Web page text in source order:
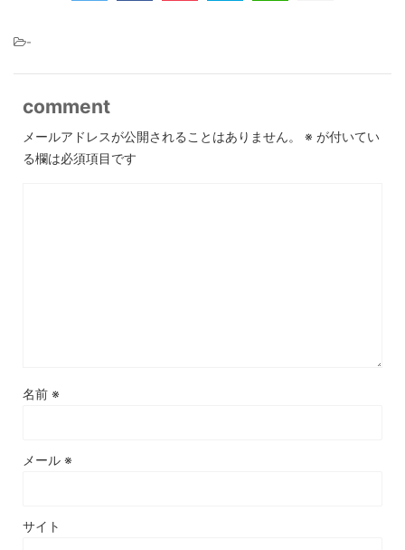
-
comment
メールアドレスが公開されることはありません。 ※ が付いてい
る欄は必須項目です
名前 ※
メール ※
サイト